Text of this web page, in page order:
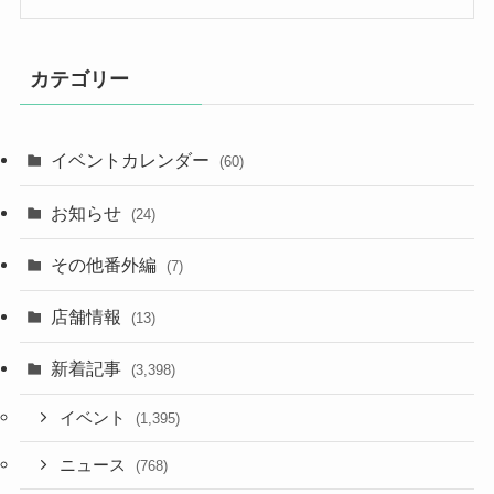
カテゴリー
イベントカレンダー (60)
お知らせ (24)
その他番外編 (7)
店舗情報 (13)
新着記事 (3,398)
イベント (1,395)
ニュース (768)